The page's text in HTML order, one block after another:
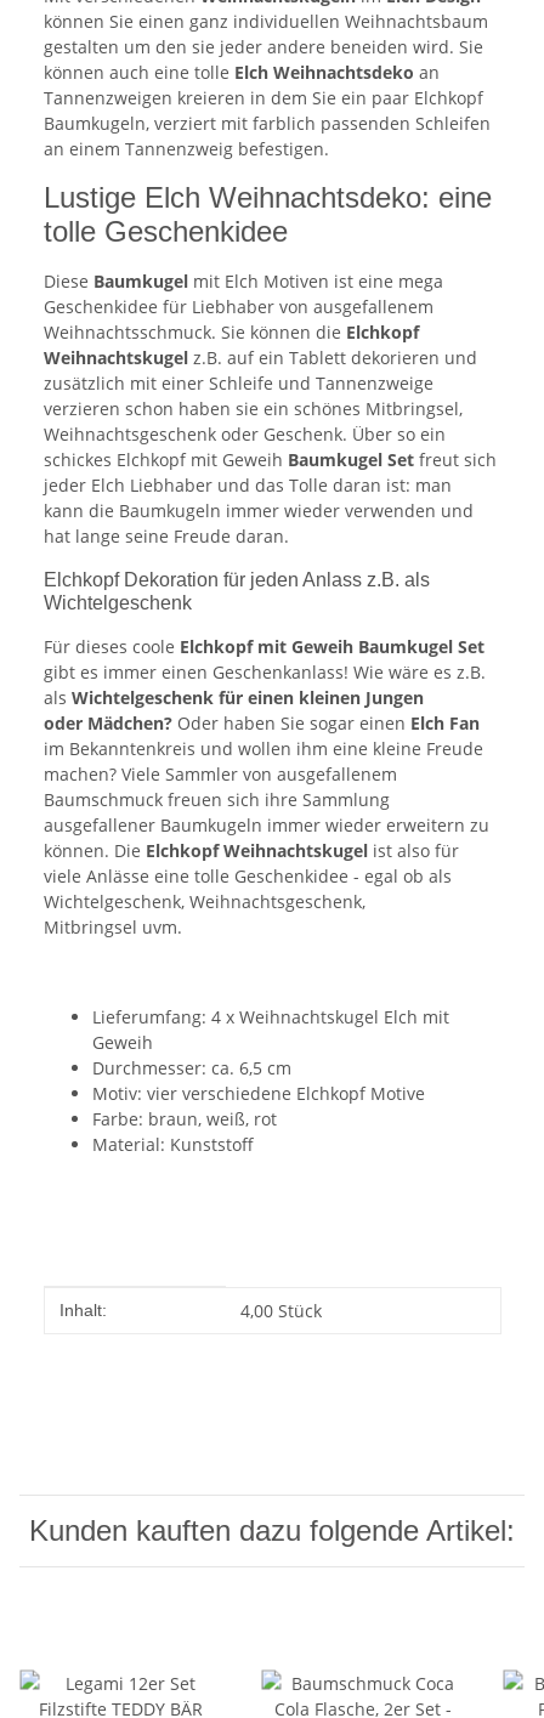
können Sie einen ganz individuellen Weihnachtsbaum
gestalten um den sie jeder andere beneiden wird. Sie
können auch eine tolle Elch Weihnachtsdeko an
Tannenzweigen kreieren in dem Sie ein paar Elchkopf
Baumkugeln, verziert mit farblich passenden Schleifen
an einem Tannenzweig befestigen.
Lustige Elch Weihnachtsdeko: eine
tolle Geschenkidee
Diese Baumkugel mit Elch Motiven ist eine mega
Geschenkidee für Liebhaber von ausgefallenem
Weihnachtsschmuck. Sie können die Elchkopf
Weihnachtskugel z.B. auf ein Tablett dekorieren und
zusätzlich mit einer Schleife und Tannenzweige
verzieren schon haben sie ein schönes Mitbringsel,
Weihnachtsgeschenk oder Geschenk. Über so ein
schickes Elchkopf mit Geweih Baumkugel Set freut sich
jeder Elch Liebhaber und das Tolle daran ist: man
kann die Baumkugeln immer wieder verwenden und
hat lange seine Freude daran.
Elchkopf Dekoration für jeden Anlass z.B. als
Wichtelgeschenk
Für dieses coole Elchkopf mit Geweih Baumkugel Set
gibt es immer einen Geschenkanlass! Wie wäre es z.B.
als Wichtelgeschenk für einen kleinen Jungen
oder Mädchen? Oder haben Sie sogar einen Elch Fan
im Bekanntenkreis und wollen ihm eine kleine Freude
machen? Viele Sammler von ausgefallenem
Baumschmuck freuen sich ihre Sammlung
ausgefallener Baumkugeln immer wieder erweitern zu
können. Die Elchkopf Weihnachtskugel ist also für
viele Anlässe eine tolle Geschenkidee - egal ob als
Wichtelgeschenk, Weihnachtsgeschenk,
Mitbringsel uvm.
Lieferumfang: 4 x Weihnachtskugel Elch mit
Geweih
Durchmesser: ca. 6,5 cm
Motiv: vier verschiedene Elchkopf Motive
Farbe: braun, weiß, rot
Material: Kunststoff
Produkteigenschaft
Wert
Inhalt: 4,00 Stück
Kunden kauften dazu folgende Artikel: